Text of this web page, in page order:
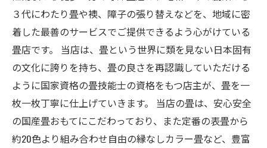
３代にわたり畳や襖、障子の張り替えなどを、地域に密
着した最善のサービスでご提供できるよう心がけている
畳店です。 当店は、畳という世界に類を見ない日本固有
の文化に誇りを持ち、畳の良さを再認識していただける
ように国家資格の畳技能士の資格をもつ店主が、畳を一
枚一枚丁寧に仕上げていきます。 当店の畳は、安心安全
の国産畳おもてにこだわっており、また定番の表畳から
約20色より組み合わせ自由の縁なしカラー畳など、豊富